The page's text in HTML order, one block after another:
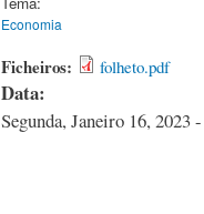
Economia
Ficheiros: folheto.pdf
Data:
Segunda, Janeiro 16, 2023